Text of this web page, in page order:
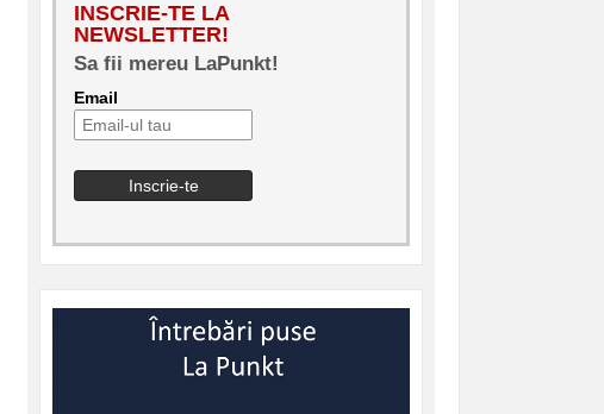
INSCRIE-TE LA
NEWSLETTER!
Sa fii mereu LaPunkt!
Email